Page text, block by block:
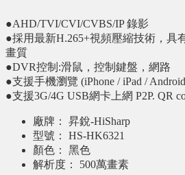
●AHD/TVI/CVI/CVBS/IP 錄影
●採用最新H.265+視頻壓縮技術，具
畫質
●DVR控制:滑鼠，控制鍵盤，網路
●支援手機瀏覽 (iPhone / iPad /
●支援3G/4G USB網卡上網 P2P. QR
廠牌：
昇銳-HiSharp
型號：
HS-HK6321
顏色：
黑色
解析度：
500萬畫素